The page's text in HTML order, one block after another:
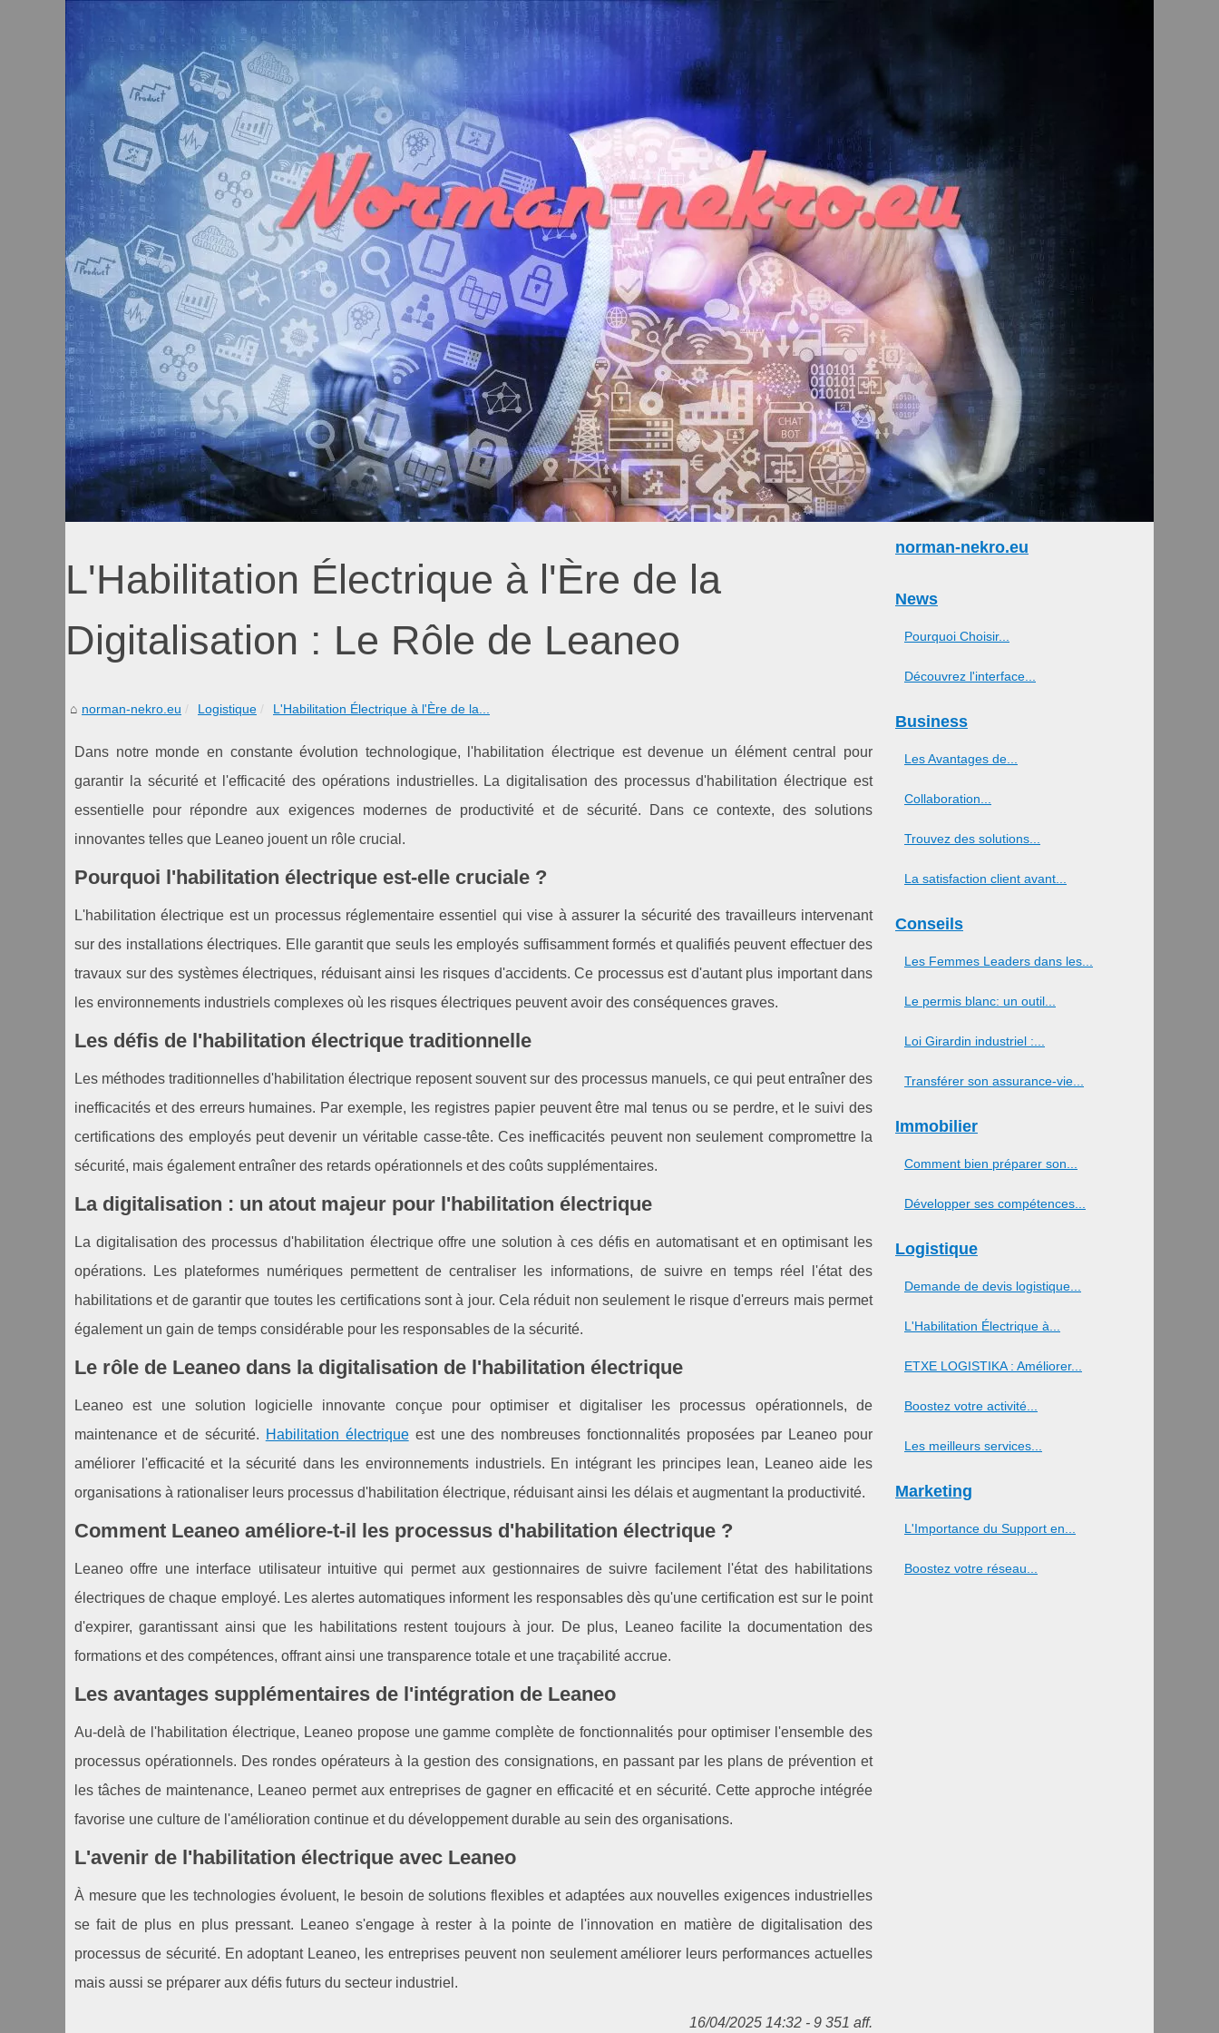
L'Habilitation Électrique à l'Ère de la
Digitalisation : Le Rôle de Leaneo
norman-nekro.eu Logistique L'Habilitation Électrique à l'Ère de la...
Dans notre monde en constante évolution technologique, l'habilitation électrique est devenue un élément central pour
garantir la sécurité et l'efficacité des opérations industrielles. La digitalisation des processus d'habilitation électrique est
essentielle pour répondre aux exigences modernes de productivité et de sécurité. Dans ce contexte, des solutions
innovantes telles que Leaneo jouent un rôle crucial.
Pourquoi l'habilitation électrique est-elle cruciale ?
L'habilitation électrique est un processus réglementaire essentiel qui vise à assurer la sécurité des travailleurs intervenant
sur des installations électriques. Elle garantit que seuls les employés suffisamment formés et qualifiés peuvent effectuer des
travaux sur des systèmes électriques, réduisant ainsi les risques d'accidents. Ce processus est d'autant plus important dans
les environnements industriels complexes où les risques électriques peuvent avoir des conséquences graves.
Les défis de l'habilitation électrique traditionnelle
Les méthodes traditionnelles d'habilitation électrique reposent souvent sur des processus manuels, ce qui peut entraîner des
inefficacités et des erreurs humaines. Par exemple, les registres papier peuvent être mal tenus ou se perdre, et le suivi des
certifications des employés peut devenir un véritable casse-tête. Ces inefficacités peuvent non seulement compromettre la
sécurité, mais également entraîner des retards opérationnels et des coûts supplémentaires.
La digitalisation : un atout majeur pour l'habilitation électrique
La digitalisation des processus d'habilitation électrique offre une solution à ces défis en automatisant et en optimisant les
opérations. Les plateformes numériques permettent de centraliser les informations, de suivre en temps réel l'état des
habilitations et de garantir que toutes les certifications sont à jour. Cela réduit non seulement le risque d'erreurs mais permet
également un gain de temps considérable pour les responsables de la sécurité.
Le rôle de Leaneo dans la digitalisation de l'habilitation électrique
Leaneo est une solution logicielle innovante conçue pour optimiser et digitaliser les processus opérationnels, de
maintenance et de sécurité. Habilitation électriqueest une des nombreuses fonctionnalités proposées par Leaneo pour
améliorer l'efficacité et la sécurité dans les environnements industriels. En intégrant les principes lean, Leaneo aide les
organisations à rationaliser leurs processus d'habilitation électrique, réduisant ainsi les délais et augmentant la productivité.
Comment Leaneo améliore-t-il les processus d'habilitation électrique ?
Leaneo offre une interface utilisateur intuitive qui permet aux gestionnaires de suivre facilement l'état des habilitations
électriques de chaque employé. Les alertes automatiques informent les responsables dès qu'une certification est sur le point
d'expirer, garantissant ainsi que les habilitations restent toujours à jour. De plus, Leaneo facilite la documentation des
formations et des compétences, offrant ainsi une transparence totale et une traçabilité accrue.
Les avantages supplémentaires de l'intégration de Leaneo
Au-delà de l'habilitation électrique, Leaneo propose une gamme complète de fonctionnalités pour optimiser l'ensemble des
processus opérationnels. Des rondes opérateurs à la gestion des consignations, en passant par les plans de prévention et
les tâches de maintenance, Leaneo permet aux entreprises de gagner en efficacité et en sécurité. Cette approche intégrée
favorise une culture de l'amélioration continue et du développement durable au sein des organisations.
L'avenir de l'habilitation électrique avec Leaneo
À mesure que les technologies évoluent, le besoin de solutions flexibles et adaptées aux nouvelles exigences industrielles
se fait de plus en plus pressant. Leaneo s'engage à rester à la pointe de l'innovation en matière de digitalisation des
processus de sécurité. En adoptant Leaneo, les entreprises peuvent non seulement améliorer leurs performances actuelles
mais aussi se préparer aux défis futurs du secteur industriel.
16/04/2025 14:32 - 9 351 aff.
norman-nekro.eu
News
Pourquoi Choisir...
Découvrez l'interface...
Business
Les Avantages de...
Collaboration...
Trouvez des solutions...
La satisfaction client avant...
Conseils
Les Femmes Leaders dans les...
Le permis blanc: un outil...
Loi Girardin industriel :...
Transférer son assurance-vie...
Immobilier
Comment bien préparer son...
Développer ses compétences...
Logistique
Demande de devis logistique...
L'Habilitation Électrique à...
ETXE LOGISTIKA : Améliorer...
Boostez votre activité...
Les meilleurs services...
Marketing
L'Importance du Support en...
Boostez votre réseau...